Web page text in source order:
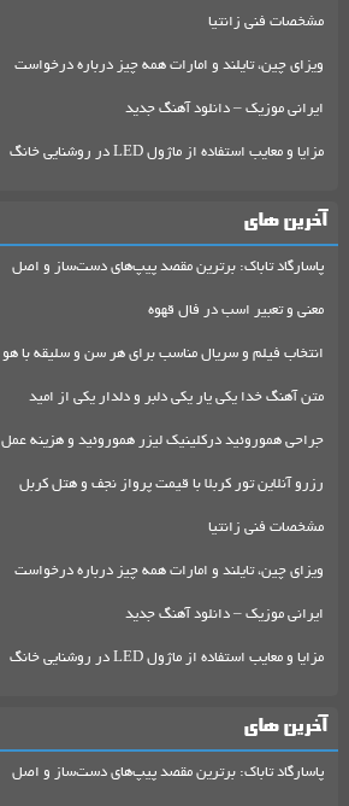
مشخصات فنی زانتیا
ویزای چین، تایلند و امارات همه چیز درباره درخواست
ایرانی موزیک – دانلود آهنگ جدید
مزایا و معایب استفاده از ماژول LED در روشنایی خانگ
آخرین های
پاسارگاد تاباک: برترین مقصد پیپ‌های دست‌ساز و اصل
معنی و تعبیر اسب در فال قهوه
انتخاب فیلم و سریال مناسب برای هر سن و سلیقه با هو
متن آهنگ خدا یکی یار یکی دلبر و دلدار یکی از امید
جراحی هموروئید درکلینیک لیزر هموروئید و هزینه عمل
رزرو آنلاین تور کربلا با قیمت پرواز نجف و هتل کربل
مشخصات فنی زانتیا
ویزای چین، تایلند و امارات همه چیز درباره درخواست
ایرانی موزیک – دانلود آهنگ جدید
مزایا و معایب استفاده از ماژول LED در روشنایی خانگ
آخرین های
پاسارگاد تاباک: برترین مقصد پیپ‌های دست‌ساز و اصل